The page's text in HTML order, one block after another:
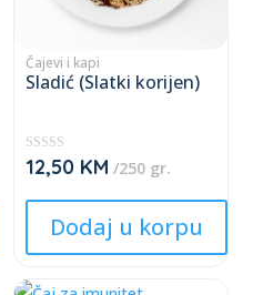
Čajevi i kapi
Sladić (Slatki korijen)
★
★
★
12,50 KM /250 gr.
may
be
on
the
product
Dodaj u korpu